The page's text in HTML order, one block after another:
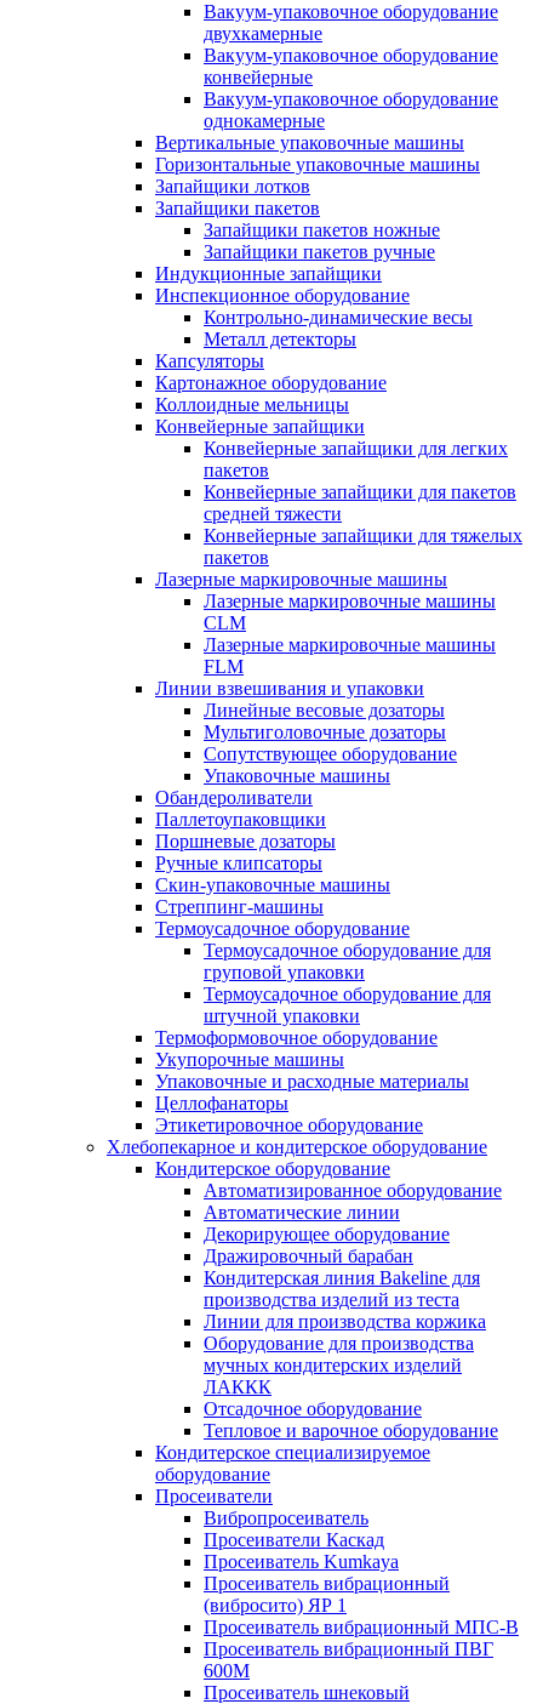
Вакуум-упаковочное оборудование
двухкамерные
Вакуум-упаковочное оборудование
конвейерные
Вакуум-упаковочное оборудование
однокамерные
Вертикальные упаковочные машины
Горизонтальные упаковочные машины
Запайщики лотков
Запайщики пакетов
Запайщики пакетов ножные
Запайщики пакетов ручные
Индукционные запайщики
Инспекционное оборудование
Контрольно-динамические весы
Металл детекторы
Капсуляторы
Картонажное оборудование
Коллоидные мельницы
Конвейерные запайщики
Конвейерные запайщики для легких
пакетов
Конвейерные запайщики для пакетов
средней тяжести
Конвейерные запайщики для тяжелых
пакетов
Лазерные маркировочные машины
Лазерные маркировочные машины
CLM
Лазерные маркировочные машины
FLM
Линии взвешивания и упаковки
Линейные весовые дозаторы
Мультиголовочные дозаторы
Сопутствующее оборудование
Упаковочные машины
Обандероливатели
Паллетоупаковщики
Поршневые дозаторы
Ручные клипсаторы
Скин-упаковочные машины
Стреппинг-машины
Термоусадочное оборудование
Термоусадочное оборудование для
груповой упаковки
Термоусадочное оборудование для
штучной упаковки
Термоформовочное оборудование
Укупорочные машины
Упаковочные и расходные материалы
Целлофанаторы
Этикетировочное оборудование
Хлебопекарное и кондитерское оборудование
Кондитерское оборудование
Автоматизированное оборудование
Автоматические линии
Декорирующее оборудование
Дражировочный барабан
Кондитерская линия Bakeline для
производства изделий из теста
Линии для производства коржика
Оборудование для производства
мучных кондитерских изделий
ЛАККК
Отсадочное оборудование
Тепловое и варочное оборудование
Кондитерское специализируемое
оборудование
Просеиватели
Вибропросеиватель
Просеиватели Каскад
Просеиватель Kumkaya
Просеиватель вибрационный
(вибросито) ЯР 1
Просеиватель вибрационный МПС-В
Просеиватель вибрационный ПВГ
600М
Просеиватель шнековый